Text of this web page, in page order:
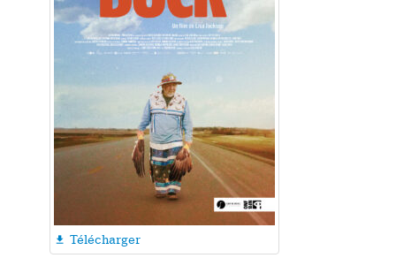
 Télécharger